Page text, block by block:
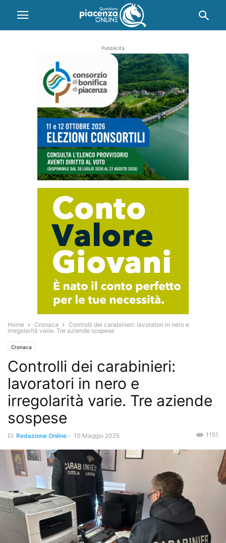
Pubblicità
Home Cronaca
Controlli dei carabinieri: lavoratori in nero e
irregolarità varie. Tre aziende sospese
Cronaca
Controlli dei carabinieri:
lavoratori in nero e
irregolarità varie. Tre aziende
sospese
Di Redazione Online - 10 Maggio 2025 1151